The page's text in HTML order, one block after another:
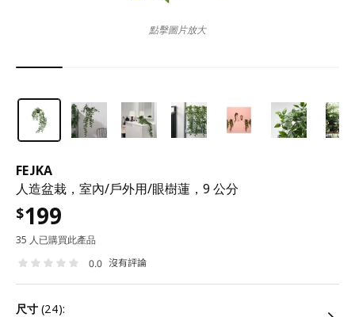
FEJKA
人造盆栽，室內/戶外用/眼樹蓮，9 公分
$199
35 人已購買此產品
0.0 沒有評論
尺寸 (24):
點擊圖片放大